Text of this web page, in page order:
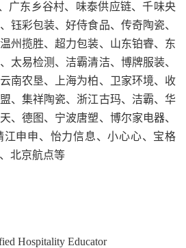
广东乡谷村、味泰供应链、千味央
钰彩包装、好侍食品、传奇陶瓷、
州揽胜、超力包装、山东铂睿、东
太易检测、洁霸清洁、博牌服装、
南农垦、上海为柏、卫家环境、收
、集祥陶瓷、浙江古玛、洁霸、华
、德图、宁波唐塑、博尔家电器、
申申、怡力信息、小心心、宝格
北京航点等
Hospitality Educator